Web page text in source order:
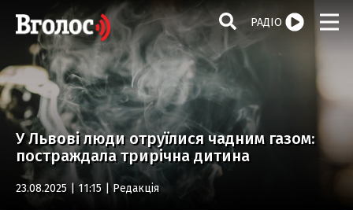
РАДІО
У Львові люди отруїлися чадним газом:
постраждала трирічна дитина
23.08.2025 | 11:15 | Редакція